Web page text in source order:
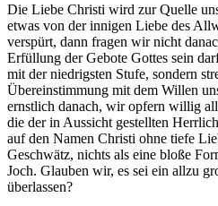
Die Liebe Christi wird zur Quelle
etwas von der innigen Liebe des
verspürt, dann fragen wir nicht
Erfüllung der Gebote Gottes sein
mit der niedrigsten Stufe, sondern
Übereinstimmung mit dem Willen
ernstlich danach, wir opfern willig
die der in Aussicht gestellten
auf den Namen Christi ohne tiefe
Geschwätz, nichts als eine bloße
Joch. Glauben wir, es sei ein allzu
überlassen?